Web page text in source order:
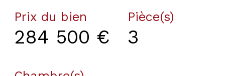
Prix du bien
284 500 €
Pièce(s)
3